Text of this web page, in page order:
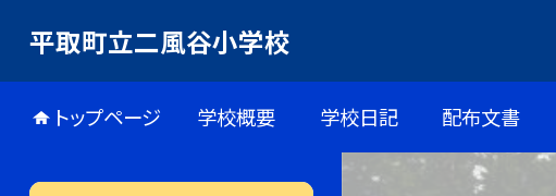
平取町立二風谷小学校
トップページ 学校概要 学校日記 配布文書